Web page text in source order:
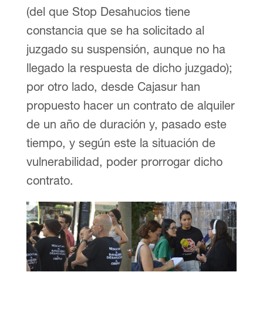
(del que Stop Desahucios tiene
constancia que se ha solicitado al
juzgado su suspensión, aunque no ha
llegado la respuesta de dicho juzgado);
por otro lado, desde Cajasur han
propuesto hacer un contrato de alquiler
de un año de duración y, pasado este
tiempo, y según este la situación de
vulnerabilidad, poder prorrogar dicho
contrato.